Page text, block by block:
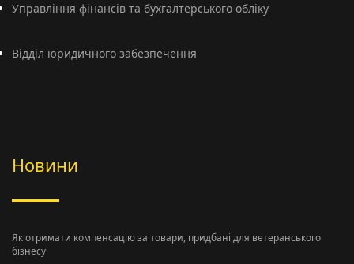
Управління фінансів та бухгалтерського обліку
Відділ юридичного забезпечення
Новини
Як отримати компенсацію за товари, придбані для ветеранського
бізнесу